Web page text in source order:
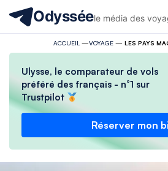
Odysséele média des
ACCUEIL —VOYAGE—
Ulysse, le comparateur de vols
préféré des français - n°1 sur
Trustpilot
Réserver mon